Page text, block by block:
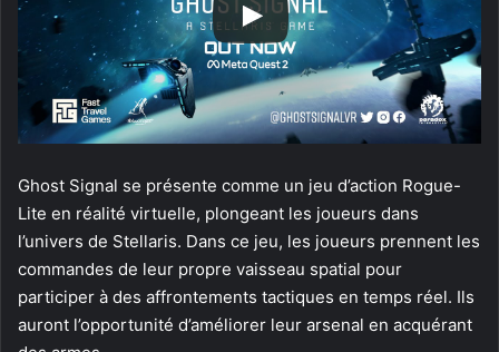
Ghost Signal se présente comme un jeu d’action Rogue-
Lite en réalité virtuelle, plongeant les joueurs dans
l’univers de Stellaris. Dans ce jeu, les joueurs prennent les
commandes de leur propre vaisseau spatial pour
participer à des affrontements tactiques en temps réel. Ils
auront l’opportunité d’améliorer leur arsenal en acquérant